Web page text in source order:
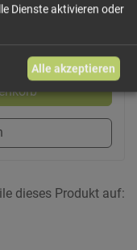
dieses Produkt auf:
Dienste aktivieren oder
Alle akzeptieren